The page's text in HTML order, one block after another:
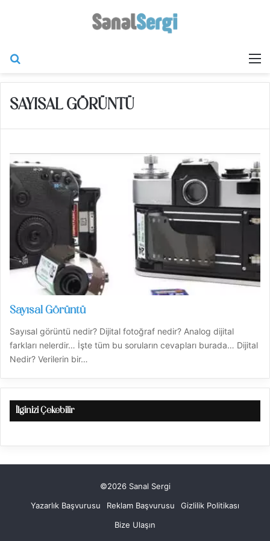
SAYISAL GÖRÜNTÜ
Sayısal Görüntü
Sayısal görüntü nedir? Dijital fotoğraf nedir? Analog dijital
farkları nelerdir… İşte tüm bu soruların cevapları burada… Dijital
Nedir? Verilerin bir…
İlginizi Çekebilir
©2026 Sanal Sergi
Yazarlık Başvurusu
Reklam Başvurusu
Gizlilik Politikası
Bize Ulaşın